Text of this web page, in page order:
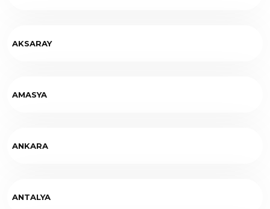
AKSARAY
AMASYA
ANKARA
ANTALYA